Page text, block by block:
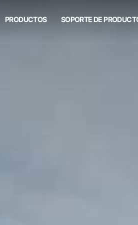
PRODUCTOS SOPORTE DE
HX400L (T3)